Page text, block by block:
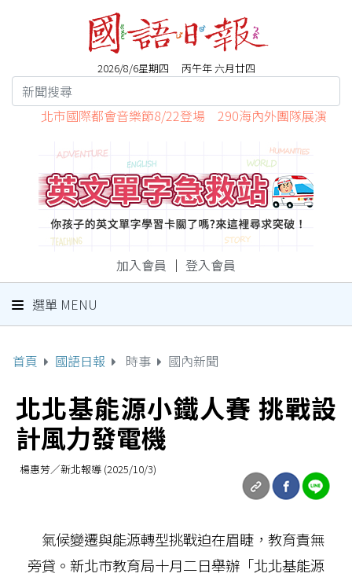
2026/8/6星期四 丙午年 六月廿四
北市國際都會音樂節8/22登場 290海內外團隊展演
加入會員 ｜ 登入會員
選單 MENU
首頁 國語日報 時事 國內新聞
北北基能源小鐵人賽 挑戰設
計風力發電機
楊惠芳／新北報導 (2025/10/3)
氣候變遷與能源轉型挑戰迫在眉睫，教育責無
旁貸。新北市教育局十月二日舉辦「北北基能源